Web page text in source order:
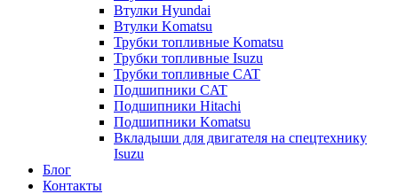
Втулки Hyundai
Втулки Komatsu
Трубки топливные Komatsu
Трубки топливные Isuzu
Трубки топливные CAT
Подшипники CAT
Подшипники Hitachi
Подшипники Komatsu
Вкладыши для двигателя на спецтехнику
Isuzu
Блог
Контакты